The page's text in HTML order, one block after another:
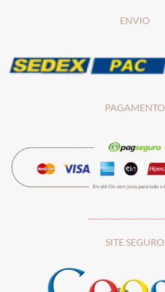
ENVIO
PAGAMENTO
SITE SEGURO